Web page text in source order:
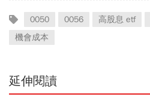
0050 0056 高股息 etf
機會成本
延伸閱讀